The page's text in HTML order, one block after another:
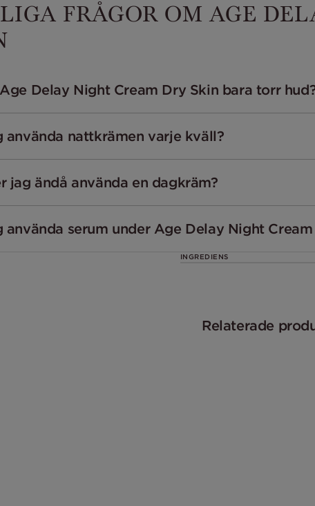
FRÅGOR OM AGE
Delay Night Cream Dry Skin bara torr
använda nattkrämen varje kväll?
jag ändå använda en dagkräm?
använda serum under Age Delay Night
INGREDIENS
Relaterade